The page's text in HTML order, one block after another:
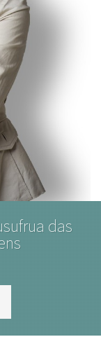
das